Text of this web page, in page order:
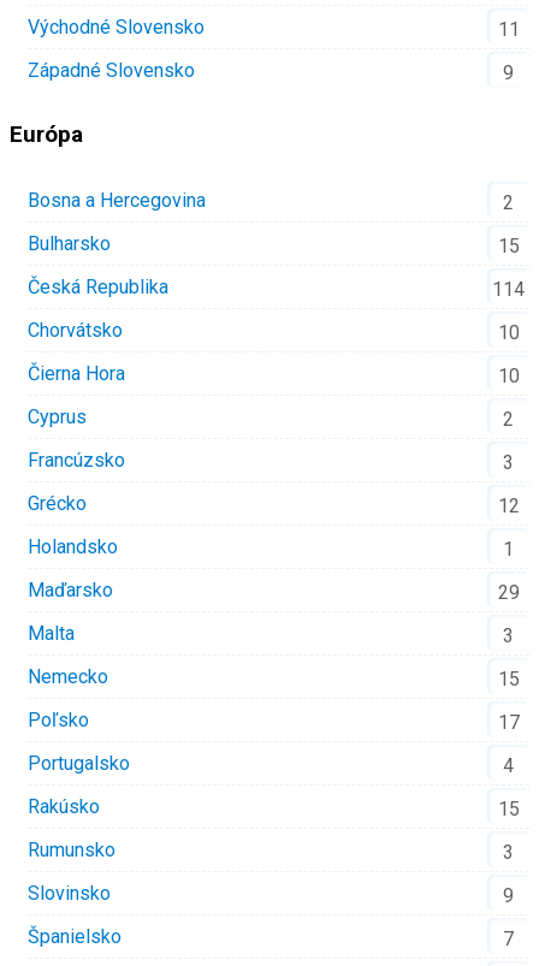
Východné Slovensko
11
Západné Slovensko
9
Európa
Bosna a Hercegovina
2
Bulharsko
15
Česká Republika
114
Chorvátsko
10
Čierna Hora
10
Cyprus
2
Francúzsko
3
Grécko
12
Holandsko
1
Maďarsko
29
Malta
3
Nemecko
15
Poľsko
17
Portugalsko
4
Rakúsko
15
Rumunsko
3
Slovinsko
9
Španielsko
7